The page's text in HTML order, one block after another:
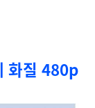
화질 480p